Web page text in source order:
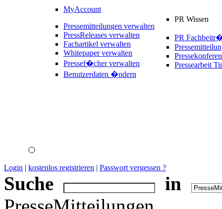
MyAccount
Pressemitteilungen verwalten
PressReleases verwalten
Fachartikel verwalten
Whitepaper verwalten
Pressef�cher verwalten
Benutzerdaten �ndern
PR Wissen
PR
Pressearbeit
Login | kostenlos registrieren | Passwort vergessen ?
Suche
in